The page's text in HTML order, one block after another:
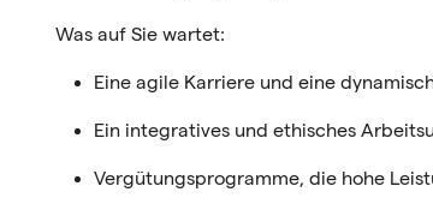
Was auf Sie wartet:
Eine agile Karriere und eine
Ein integratives und ethisches
Vergütungsprogramme, die hohe